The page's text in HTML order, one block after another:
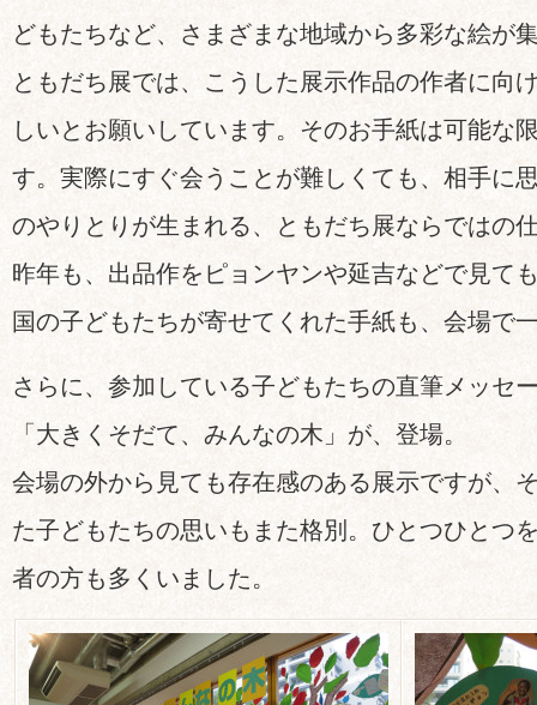
どもたちなど、さまざまな地域から多彩な絵が
ともだち展では、こうした展示作品の作者に向
しいとお願いしています。そのお手紙は可能な
す。実際にすぐ会うことが難しくても、相手に
のやりとりが生まれる、ともだち展ならではの
昨年も、出品作をピョンヤンや延吉などで見て
国の子どもたちが寄せてくれた手紙も、会場で
さらに、参加している子どもたちの直筆メッセ
「大きくそだて、みんなの木」が、登場。
会場の外から見ても存在感のある展示ですが、
た子どもたちの思いもまた格別。ひとつひとつ
者の方も多くいました。